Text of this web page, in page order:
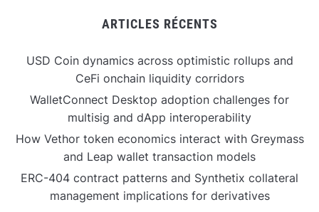
ARTICLES RÉCENTS
USD Coin dynamics across optimistic rollups and
CeFi onchain liquidity corridors
WalletConnect Desktop adoption challenges for
multisig and dApp interoperability
How Vethor token economics interact with Greymass
and Leap wallet transaction models
ERC-404 contract patterns and Synthetix collateral
management implications for derivatives